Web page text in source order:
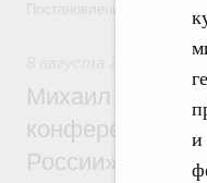
и
Михаил
конференции
России»